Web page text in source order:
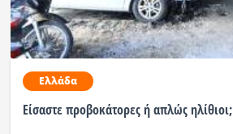
Αθλητικά
Ραδιόφωνο
Ελλάδα
Είσαστε προβοκάτορες ή απλώς ηλίθιοι;